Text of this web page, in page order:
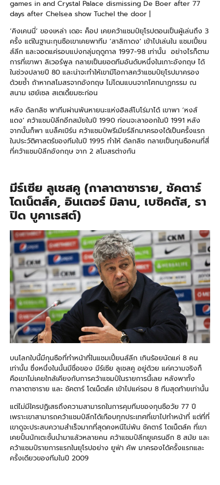
‘คิงเคนนี่’ ของเหล่า เดอะ ค็อป เคยคว้าแชมป์ยุโรปตอนเป็นผู้เล่นถึง 3
ครั้ง แต่ในฐานะกุนซือเขาเคยพาทีม ‘สาลิกาดง’ เข้าไปเล่นใน แชมเปี้ยน
ส์ลีก และจอดแค่รอบแบ่งกลุ่มฤดูกาล 1997-98 เท่านั้น อย่างไรก็ตาม
การที่เขาพา ลิเวอร์พูล กลายเป็นยอดทีมอันดับหนึ่งในเกาะอังกฤษ ได้
ในช่วงปลายปี 80 และน่าจะทำให้เขามีโอกาสคว้าแชมป์ยุโรปมาครอง
ด้วยซ้ำ ถ้าหากสโมสรจากอังกฤษ ไม่โดนแบนจากโศกนาฏกรรม ณ
สนาม เฮย์เซล สเตเดี้ยมซะก่อน
หลัง ดัลกลิช พาทีมผ่านพ้นหายนะแห่งฮิลส์โบโร่มาได้ เขาพา ‘หงส์
แดง’ คว้าแชมป์ลีกอีกสมัยในปี 1990 ก่อนจะลาออกในปี 1991 หลัง
จากนั้นก็พา แบล็คเบิร์น คว้าแชมป์พรีเมียร์ลีกมาครองได้เป็นครั้งแรก
ในประวัติศาสตร์ของทีมในปี 1995 ทำให้ ดัลกลิช กลายเป็นกุนซือคนที่สี่
ที่คว้าแชมป์ลีกอังกฤษ จาก 2 สโมสรต่างกัน
มีร์เซีย ลูเชสคู (กาลาตาซาราย, ชัคตาร์
โดเน็ตส์ค, อินเตอร์ มิลาน, เบซิคตัส, รา
ปิด บูคาเรสต์)
บนโลกใบนี้มีกุนซือที่ทำหน้าที่ในแชมเปี้ยนส์ลีก เกินร้อยนัดแค่ 8 คน
เท่านั้น ซึ่งหนึ่งในนั้นมีชื่อของ มีร์เซีย ลูเชสคู อยู่ด้วย แค่ความจริงก็
คือเขาไม่เคยใกล้เคียงกับการคว้าแชมป์ในรายการนี้เลย หลังพาทั้ง
กาลาตาซาราย และ ชัคตาร์ โดเน็ตส์ค เข้าไปแค่รอบ 8 ทีมสุดท้ายเท่านั้น
แต่ไม่มีใครปฏิเสธถึงความสามารถในการคุมทีมของกุนซือวัย 77 ปี
เพราะเขาสามารถคว้าแชมป์ลีกได้เกือบทุกประเทศที่เขาไปทำหน้าที่ แต่ที่ที่
เขาดูจะประสบความสำเร็จมากที่สุดคงหนีไม่พ้น ชัคตาร์ โดเน็ตส์ค ที่เขา
เคยปั้นนักเตะชั้นนำมาแล้วหลายคน คว้าแชมป์ลีกยูเครนอีก 8 สมัย และ
คว้าแชมป์รายการแรกในยุโรปอย่าง ยูฟ่า คัพ มาครองได้ครั้งแรกและ
ครั้งเดียวของทีมในปี 2009